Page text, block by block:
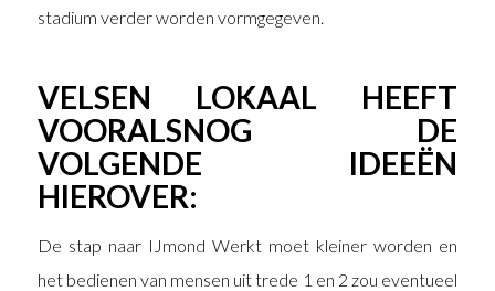
stadium verder worden vormgegeven.
VELSEN LOKAAL HEEFT
VOORALSNOG DE
VOLGENDE IDEEËN
HIEROVER:
De stap naar IJmond Werkt moet kleiner worden en
het bedienen van mensen uit trede 1 en 2 zou eventueel